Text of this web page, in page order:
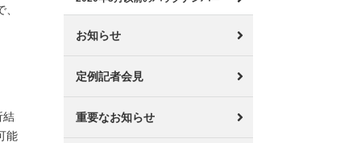
結
能
お知らせ
定例記者会見
重要なお知らせ